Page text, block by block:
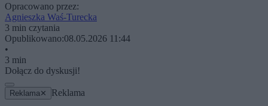
Opracowano przez:
Agnieszka Waś-Turecka
3 min czytania
Opublikowano:08.05.2026 11:44
•
3 min
Dołącz do dyskusji!
Reklama ✕ Reklama